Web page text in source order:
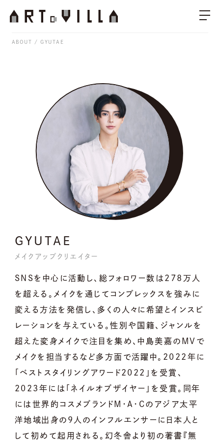
ABOUT GYUTAE
GYUTAE
メイクアップクリエイター
SNSを中心に活動し、総フォロワー数は278万人
を超える。メイクを通じてコンプレックスを強みに
変える方法を発信し、多くの人々に希望とインスピ
レーションを与えている。性別や国籍、ジャンルを
超えた変身メイクで注目を集め、中島美嘉のMVで
メイクを担当するなど多方面で活躍中。2022年に
「ベストスタイリングアワード2022」を受賞、
2023年には「ネイルオブザイヤー」を受賞。同年
には世界的コスメブランドM・A・Cのアジア太平
洋地域出身の9人のインフルエンサーに日本人と
して初めて起用される。幻冬舎より初の著書『無